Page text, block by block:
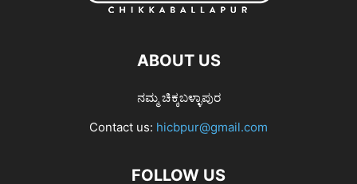
ABOUT US
ನಮ್ಮ ಚಿಕ್ಕಬಳ್ಳಾಪುರ
Contact us: hicbpur@gmail.com
FOLLOW US